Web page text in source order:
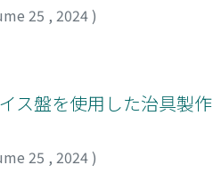
25 , 2024)
ス盤を使用した治具製作
25 , 2024)